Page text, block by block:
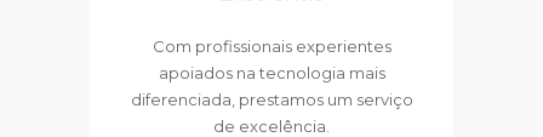
Com profissionais experientes
apoiados na tecnologia mais
diferenciada, prestamos um serviço
de excelência.